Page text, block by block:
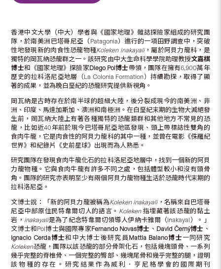
香港中文大學（中大）學者與《國家地理》雜誌探險家組成的研究團
隊，於南美洲巴塔哥尼亞（Patagonia）進行的一項田野調查中，突破
性地發現新的肉食性恐龍物種Koleken inakayali，屬於阿貝力龍科，是
獨特的岡瓦納恐龍群之一。該研究由中大生命科學學院助理教授文嘉棋
博士和《國家地理》探險家Diego Pol博士帶領，團隊在擁有6,900萬年
歷史的拉科洛尼亞地層（La Colonia Formation）持續勘探，取得了顯
著的成果，並為晚白堊紀的恐龍研究提供新視角。
岡瓦納是古時存在於南半球的超級大陸，後分裂成現今的南美洲、非
洲、印度、馬達加斯加、澳洲和南極洲。在白堊紀末期的生物大滅絕發
生前，岡瓦納大陸上有著各種獨特的恐龍類群和其他地方不常見的恐
龍，比如近40年前於現今巴塔哥尼亞地區發現、頭上帶標誌性雙角的
食肉牛龍，它是肉食性的阿貝力龍科的其中一種，並曾在電影《侏羅紀
世界》和紀錄片《史前星球》出現而為人熟悉。
研究團隊在發現食肉牛龍化石的拉科洛尼亞地層中，找到一個新的阿貝
力龍物種。它與食肉牛龍有許多不同之處，包括體型較小和沒有頭骨
角。團隊的研究亦表明至少有兩個阿貝力龍物種生活於恐龍時代末期的
拉科洛尼亞。
文博士說：「新的阿貝力龍被稱為Koleken inakayali，名稱來自巴塔哥
尼亞中部原住民特韋爾切人的語言。 Koleken指埋藏著該恐龍的黏土
岩， inakayali是為了紀念特韋爾切領導人伊納卡雅爾（Inakayal）。」
文博士和Pol博士與國際專家Fernando Novas博士 、 David Černý博士 、
Ignacio Cerda博士和中大博士後研究員 Mattia Baiano博士一同研究
Koleken恐龍，團隊以該恐龍的部分骨架化石，包括幾塊頭骨、一系列
幾乎完整的脊椎骨、一個完整的臀部、幾塊尾骨和幾乎完整的腿，證明
該物種的存在。研究結果作為威利．亨尼格學會的國際期刊